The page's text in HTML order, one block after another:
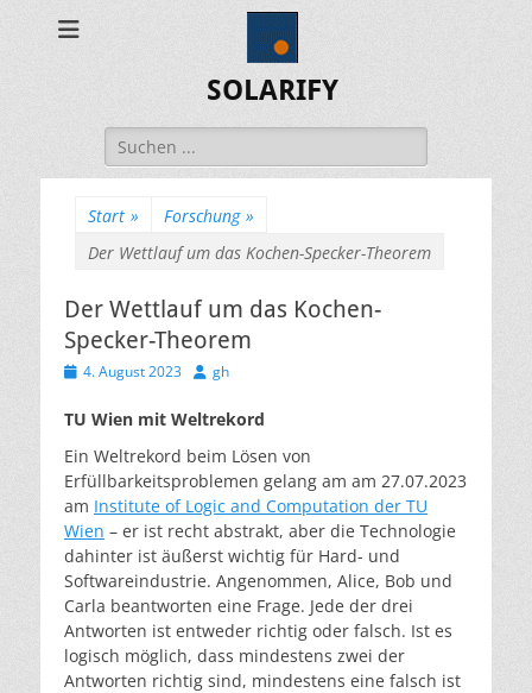
SOLARIFY
Suchen
nach:
Start » Forschung »
Der Wettlauf um das Kochen-Specker-Theorem
Der Wettlauf um das Kochen-
Specker-Theorem
Veröffentlicht
4. August 2023 Autor
gh
TU Wien mit Weltrekord
Ein Weltrekord beim Lösen von
Erfüllbarkeitsproblemen gelang am am 27.07.2023
am Institute of Logic and Computation der TU
Wien – er ist recht abstrakt, aber die Technologie
dahinter ist äußerst wichtig für Hard- und
Softwareindustrie. Angenommen, Alice, Bob und
Carla beantworten eine Frage. Jede der drei
Antworten ist entweder richtig oder falsch. Ist es
logisch möglich, dass mindestens zwei der
Antworten richtig sind, mindestens eine falsch ist